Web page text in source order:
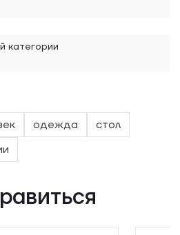
категории
одежда
стол